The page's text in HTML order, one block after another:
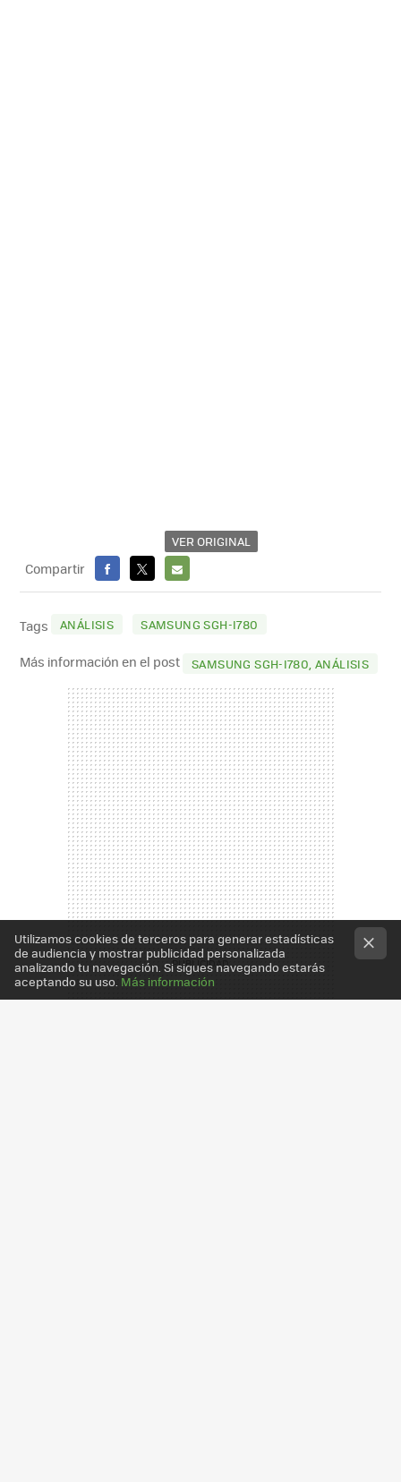
VER ORIGINAL
Compartir
FACEBOOK
X
E-
MAIL
Tags ANÁLISIS SAMSUNG SGH-I780
Más información en el post SAMSUNG SGH-I780, ANÁLISIS
Utilizamos cookies de terceros para generar estadísticas
de audiencia y mostrar publicidad personalizada
analizando tu navegación. Si sigues navegando estarás
aceptando su uso. Más información